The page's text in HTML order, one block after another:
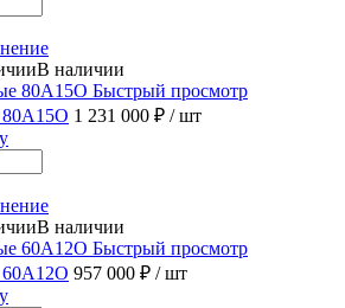
В наличии
Быстрый просмотр
80А15О 1 231 000 ₽ / шт
В наличии
Быстрый просмотр
60А12О 957 000 ₽ / шт